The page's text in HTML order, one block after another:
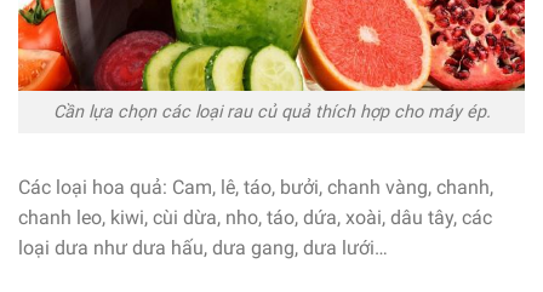
Cần lựa chọn các loại rau củ quả thích hợp cho máy ép.
Các loại hoa quả: Cam, lê, táo, bưởi, chanh vàng, chanh,
chanh leo, kiwi, cùi dừa, nho, táo, dứa, xoài, dâu tây, các
loại dưa như dưa hấu, dưa gang, dưa lưới…